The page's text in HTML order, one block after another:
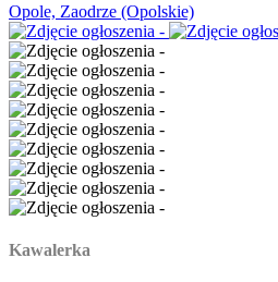
Opole, Zaodrze (Opolskie)
Kawalerka